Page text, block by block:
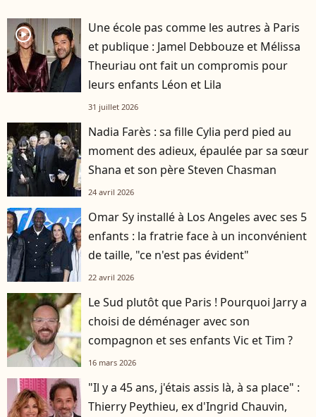
player2
Une école pas comme les autres à Paris
et publique : Jamel Debbouze et Mélissa
Theuriau ont fait un compromis pour
leurs enfants Léon et Lila
31 juillet 2026
Nadia Farès : sa fille Cylia perd pied au
moment des adieux, épaulée par sa sœur
Shana et son père Steven Chasman
24 avril 2026
Omar Sy installé à Los Angeles avec ses 5
enfants : la fratrie face à un inconvénient
de taille, "ce n'est pas évident"
22 avril 2026
Le Sud plutôt que Paris ! Pourquoi Jarry a
choisi de déménager avec son
compagnon et ses enfants Vic et Tim ?
16 mars 2026
"Il y a 45 ans, j'étais assis là, à sa place" :
Thierry Peythieu, ex d'Ingrid Chauvin,